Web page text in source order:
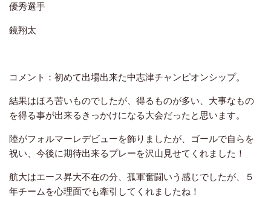
優秀選手
鏡翔太
コメント：初めて出場出来た中志津チャンピオンシップ。
結果はほろ苦いものでしたが、得るものが多い、大事なもの
を得る事が出来るきっかけになる大会だったと思います。
陸がフォルマーレデビューを飾りましたが、ゴールで自らを
祝い、今後に期待出来るプレーを沢山見せてくれました！
航大はエース昇大不在の分、孤軍奮闘いう感じでしたが、５
年チームを心理面でも牽引してくれましたね！